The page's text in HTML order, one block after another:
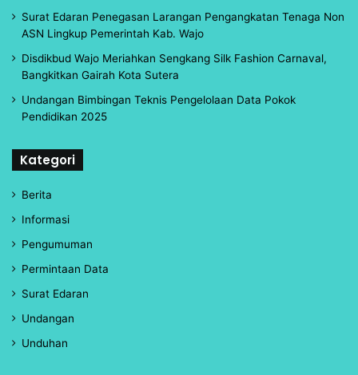
Surat Edaran Penegasan Larangan Pengangkatan Tenaga Non
ASN Lingkup Pemerintah Kab. Wajo
Disdikbud Wajo Meriahkan Sengkang Silk Fashion Carnaval,
Bangkitkan Gairah Kota Sutera
Undangan Bimbingan Teknis Pengelolaan Data Pokok
Pendidikan 2025
Kategori
Berita
Informasi
Pengumuman
Permintaan Data
Surat Edaran
Undangan
Unduhan